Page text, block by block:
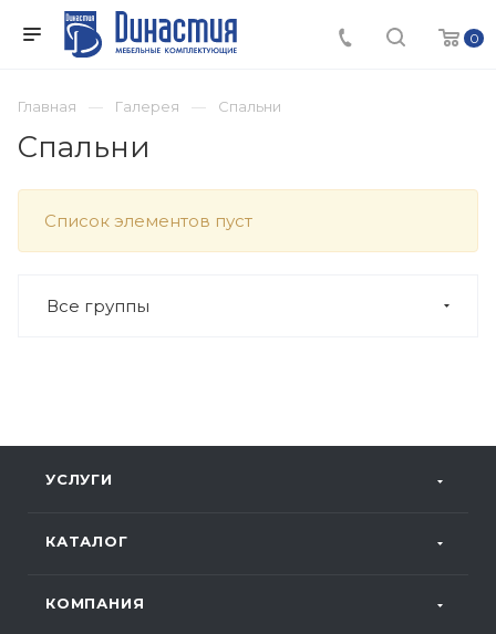
0
Главная Галерея Спальни
Спальни
Список элементов пуст
Все группы
УСЛУГИ
КАТАЛОГ
КОМПАНИЯ